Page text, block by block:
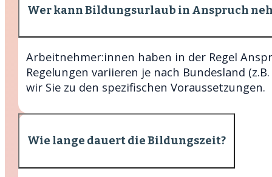
Wer kann Bildungsurlaub in Anspruch
Arbeitnehmer:innen haben in der Regel
Regelungen variieren je nach Bundesland
wir Sie zu den spezifischen Voraussetzungen.
Wie lange dauert die Bildungszeit?